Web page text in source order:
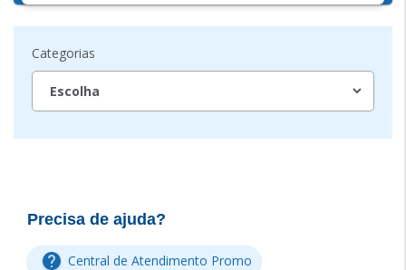
Categorias
Precisa de ajuda?
Central de Atendimento Promo